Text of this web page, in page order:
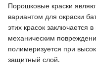
Порошковые краски
вариантом для окраски
этих красок заключается
механическим
полимеризуется при
защитный слой.